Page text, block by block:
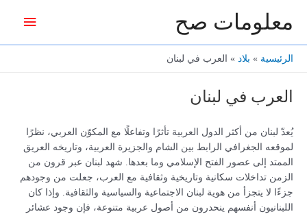
معلومات صح
الرئيسية بلاد العرب في لبنان
العرب في لبنان
يُعدّ لبنان من أكثر الدول العربية تأثرًا وتفاعلًا مع المكوّن العربي، نظرًا
لموقعه الجغرافي الرابط بين الشام والجزيرة العربية، وتاريخه العريق
الممتد إلى عصور الفتح الإسلامي وما بعدها. شهد لبنان عبر قرون من
الزمن تداخلات سكانية وتاريخية وثقافية مع العرب، جعلت من وجودهم
جزءًا لا يتجزأ من هوية لبنان الاجتماعية والسياسية والثقافية. وإذا كان
اللبنانيون أنفسهم ينحدرون من أصول عربية متنوعة، فإن وجود عشائر